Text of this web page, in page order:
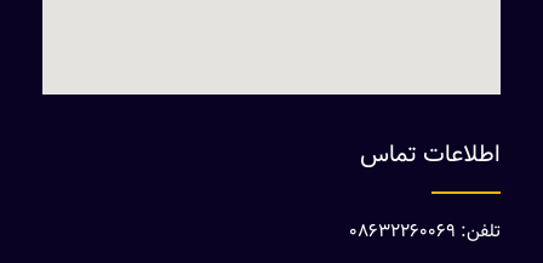
اطلاعات تماس
تلفن: 08632260069